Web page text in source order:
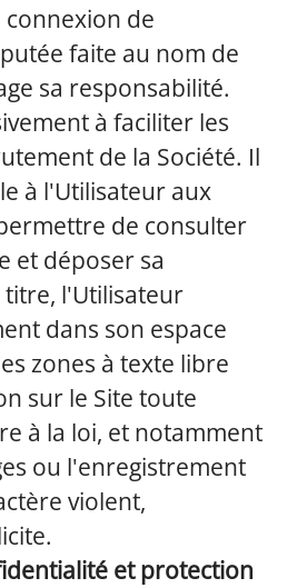
de
faite au nom de
sa responsabilité.
à faciliter les
de la Société. Il
à l'Utilisateur aux
de consulter
et déposer sa
titre, l'Utilisateur
dans son espace
zones à texte libre
sur le Site toute
à la loi, et notamment
ou l'enregistrement
violent,
et protection